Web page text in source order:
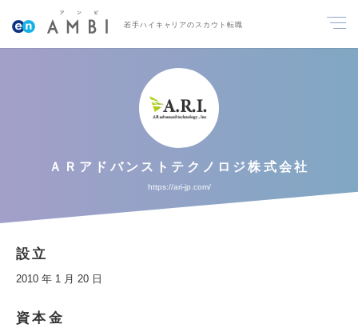
若手ハイキャリアのスカウト転職
ＡＲアドバンストテクノロジ株式会社
https://ari-jp.com/
設立
2010 年 1 月 20 日
資本金